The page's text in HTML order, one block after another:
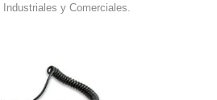
Industriales y Comerciales.